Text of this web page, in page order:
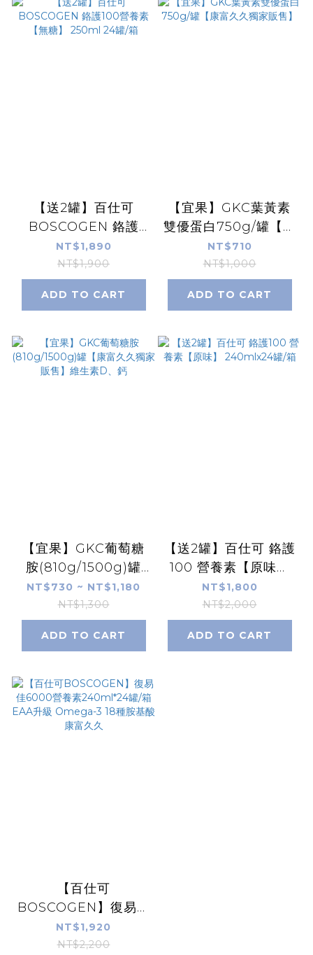
【送2罐】百仕可
BOSCOGEN 鉻護
100營養素【無糖】
250ml 24罐/箱
NT$1,890
NT$1,900
ADD TO CART
【宜果】GKC葉黃素
雙優蛋白750g/罐【康
富久久獨家販售】
NT$710
NT$1,000
ADD TO CART
【宜果】GKC葡萄糖
胺(810g/1500g)罐
【康富久久獨家販售】
維生素D、鈣
NT$730 ~ NT$1,180
NT$1,300
ADD TO CART
【送2罐】百仕可 鉻護
100 營養素【原味】
240mlx24罐/箱
NT$1,800
NT$2,000
ADD TO CART
【百仕可
BOSCOGEN】復易佳
6000營養素
240ml*24罐/箱 EAA
NT$1,920
NT$2,200